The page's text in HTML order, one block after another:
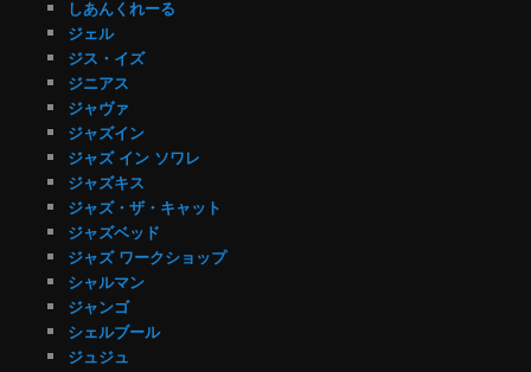
しあんくれーる
ジェル
ジス・イズ
ジニアス
ジャヴァ
ジャズイン
ジャズ イン ソワレ
ジャズキス
ジャズ・ザ・キャット
ジャズベッド
ジャズ ワークショップ
シャルマン
ジャンゴ
シェルブール
ジュジュ